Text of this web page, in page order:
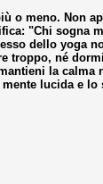
o meno. Non
"Chi
dello yoga
né
la
lucida e